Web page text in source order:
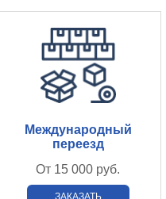
Международный
переезд
От 15 000 руб.
ЗАКАЗАТЬ